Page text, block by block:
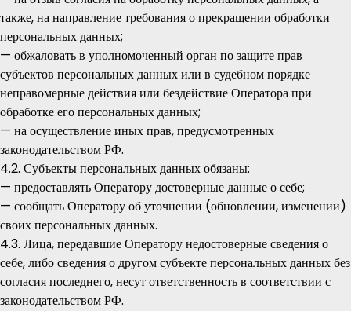
также, на направление требования о прекращении обработки
персональных данных;
— обжаловать в уполномоченный орган по защите прав
субъектов персональных данных или в судебном порядке
неправомерные действия или бездействие Оператора при
обработке его персональных данных;
— на осуществление иных прав, предусмотренных
законодательством РФ.
4.2. Субъекты персональных данных обязаны:
— предоставлять Оператору достоверные данные о себе;
— сообщать Оператору об уточнении (обновлении, изменении)
своих персональных данных.
4.3. Лица, передавшие Оператору недостоверные сведения о
себе, либо сведения о другом субъекте персональных данных без
согласия последнего, несут ответственность в соответствии с
законодательством РФ.